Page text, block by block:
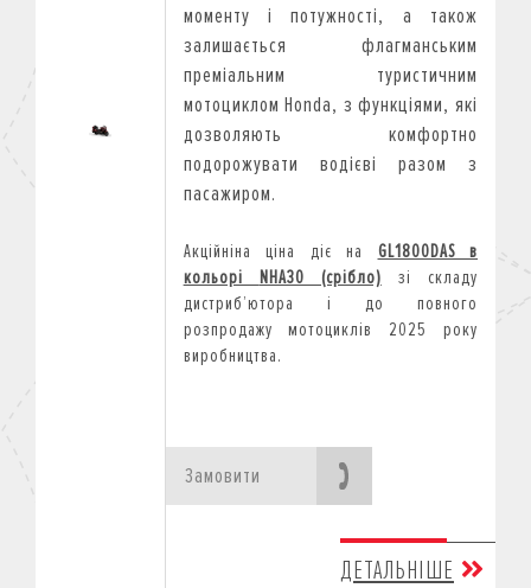
моменту і потужності, а також
залишається флагманським
преміальним туристичним
мотоциклом Honda, з функціями, які
дозволяють комфортно
подорожувати водієві разом з
пасажиром.
Акційніна ціна діє на GL1800DAS в
кольорі NHA30 (срібло) зі складу
дистриб’ютора і до повного
розпродажу мотоциклів 2025 року
виробництва.
Замовити
ДЕТАЛЬНІШЕ